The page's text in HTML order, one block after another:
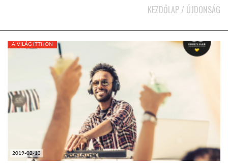
HÍR3D
TROPICALMAGAZIN
GLOBOTV
AFRIKA TUDÁSTÁR
A NAP SZÉPE
KEZDŐLAP / ÚJDONSÁG
2019-02-13
A VILÁG ITTHON